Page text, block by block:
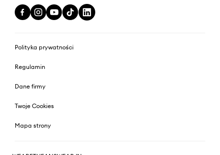
Polityka prywatności
Regulamin
Dane firmy
Twoje Cookies
Mapa strony